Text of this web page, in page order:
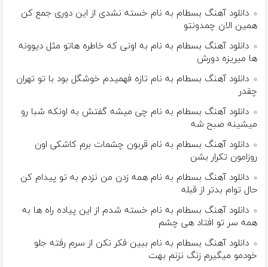
دانلود آهنگ بسطام به نام خسته نشدی از این دوری جمع کن
همین الان چمدونتو
دانلود آهنگ بسطام به نام به اونی که خاطره هاتو مثل دیوونه
ها میریزه دورش
دانلود آهنگ بسطام به نام تازه فهمیدم خوشگل بود با تو تهران
چقدر
دانلود آهنگ بسطام به نام چی میشه گفتش به اونکه شبا رو
میشینه صبح شه
دانلود آهنگ بسطام به نام قربون چشمات برم کاشکی اون
روزامون تکرار بشن
دانلود آهنگ بسطام به نام همه زدن من نزدم به تو پیدام کن
حال توام بدتر از قبله
دانلود آهنگ بسطام به نام خسته شدم از این پیاده راه ها به
همه سر تو افتاد هی چشم
دانلود آهنگ بسطام به نام ببین فکر نکن از سرم رفته جلو
خودمو میگیرم زنگ نزنم بهت